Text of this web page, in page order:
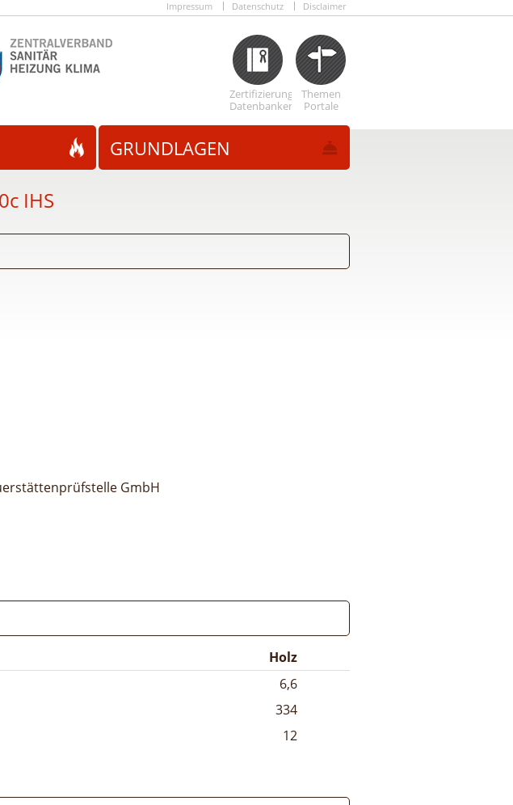
Impressum Datenschutz Disclaimer
Zertifizierungs
Datenbanken
Themen
Portale
GRUNDLAGEN
IHS
GmbH
Holz
6,6
334
12